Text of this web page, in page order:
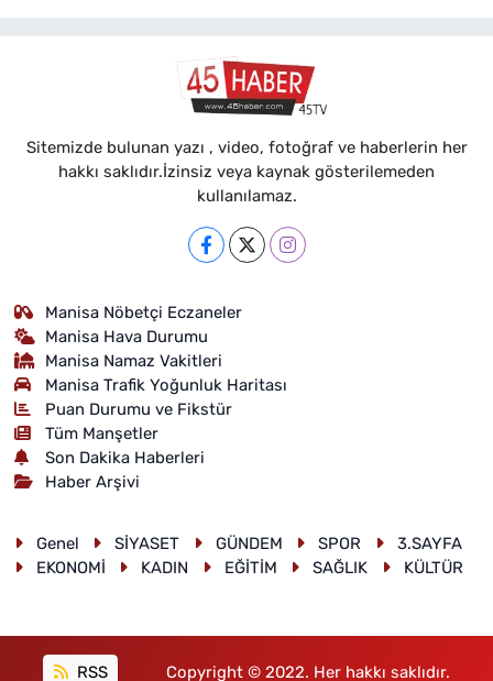
Sitemizde bulunan yazı , video, fotoğraf ve haberlerin her
hakkı saklıdır.İzinsiz veya kaynak gösterilemeden
kullanılamaz.
Manisa Nöbetçi Eczaneler
Manisa Hava Durumu
Manisa Namaz Vakitleri
Manisa Trafik Yoğunluk Haritası
Puan Durumu ve Fikstür
Tüm Manşetler
Son Dakika Haberleri
Haber Arşivi
Genel SİYASET GÜNDEM SPOR
3.SAYFA
EKONOMİ
KADIN EĞİTİM SAĞLIK KÜLTÜR
RSS Copyright © 2022. Her hakkı saklıdır.